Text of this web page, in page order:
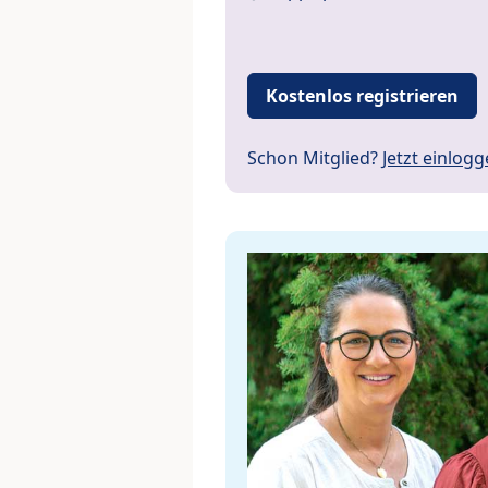
Kostenlos registrieren
Schon Mitglied? Jetzt